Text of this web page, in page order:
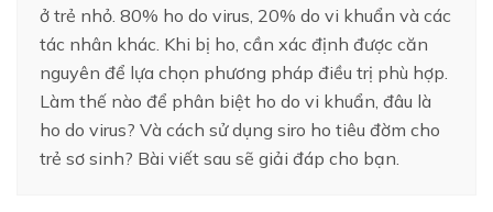
ở trẻ nhỏ. 80% ho do virus, 20% do vi khuẩn và các
tác nhân khác. Khi bị ho, cần xác định được căn
nguyên để lựa chọn phương pháp điều trị phù hợp.
Làm thế nào để phân biệt ho do vi khuẩn, đâu là
ho do virus? Và cách sử dụng siro ho tiêu đờm cho
trẻ sơ sinh? Bài viết sau sẽ giải đáp cho bạn.